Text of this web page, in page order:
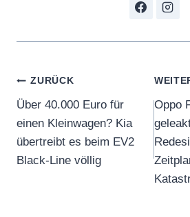
Beitragsnavigation
ZURÜCK
Über 40.000 Euro für
einen Kleinwagen? Kia
übertreibt es beim EV2
Black-Line völlig
Oppo